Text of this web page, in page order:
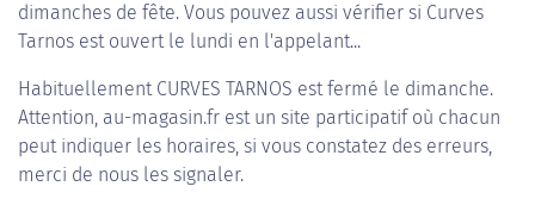
dimanches de fête. Vous pouvez aussi vérifier si Curves
Tarnos est ouvert le lundi en l'appelant...
Habituellement CURVES TARNOS est fermé le dimanche.
Attention, au-magasin.fr est un site participatif où chacun
peut indiquer les horaires, si vous constatez des erreurs,
merci de nous les signaler.